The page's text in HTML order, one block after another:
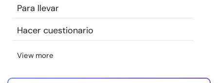
Encuentra un terapeuta
Idioma
Para llevar
Hacer cuestionario
View more